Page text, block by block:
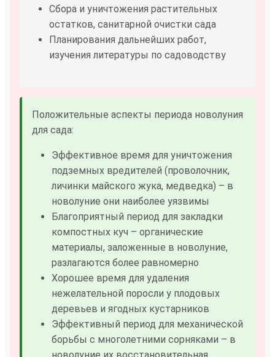
Сбора и уничтожения растительных
остатков, санитарной очистки сада
Планирования дальнейших работ,
изучения литературы по садоводству
Положительные аспекты периода новолуния
для сада:
Эффективное время для уничтожения
подземных вредителей (проволочник,
личинки майского жука, медведка) – в
новолуние они наиболее уязвимы
Благоприятный период для закладки
компостных куч – органические
материалы, заложенные в новолуние,
разлагаются более равномерно
Хорошее время для удаления
нежелательной поросли у плодовых
деревьев и ягодных кустарников
Эффективный период для механической
борьбы с многолетними сорняками – в